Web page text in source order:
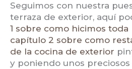
Seguimos con nuestra
terraza de exterior, aquí
1 sobre como hicimos toda
capítulo 2 sobre como
de la cocina de exterior
y poniendo unos preciosos